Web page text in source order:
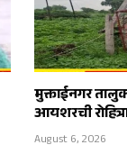
मुक्ताईनगर
आयशरची
August 6, 2026